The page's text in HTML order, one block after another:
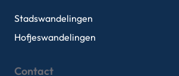
Stadswandelingen
Hofjeswandelingen
Contact